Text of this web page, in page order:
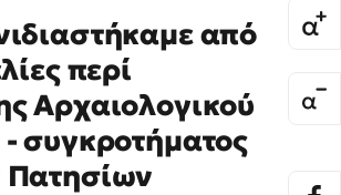
από
περί
Αρχαιολογικού
συγκροτήματος